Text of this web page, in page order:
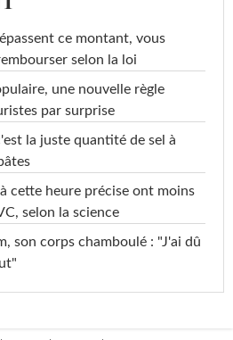
ce montant, vous
selon la loi
une nouvelle règle
par surprise
la juste quantité de sel à
cette heure précise ont moins
selon la science
son corps chamboulé : "J'ai dû